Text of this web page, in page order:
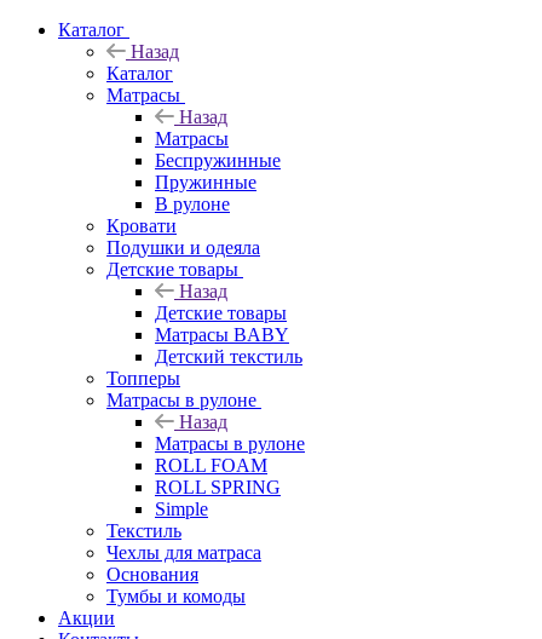
Каталог
Назад
Каталог
Матрасы
Назад
Матрасы
Беспружинные
Пружинные
В рулоне
Кровати
Подушки и одеяла
Детские товары
Назад
Детские товары
Матрасы BABY
Детский текстиль
Топперы
Матрасы в рулоне
Назад
Матрасы в рулоне
ROLL FOAM
ROLL SPRING
Simple
Текстиль
Чехлы для матраса
Основания
Тумбы и комоды
Акции